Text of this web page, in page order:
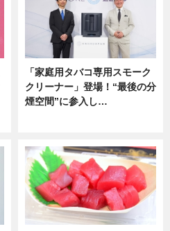
「家庭用タバコ専用スモーク
クリーナー」登場！“最後の分
煙空間”に参入し…